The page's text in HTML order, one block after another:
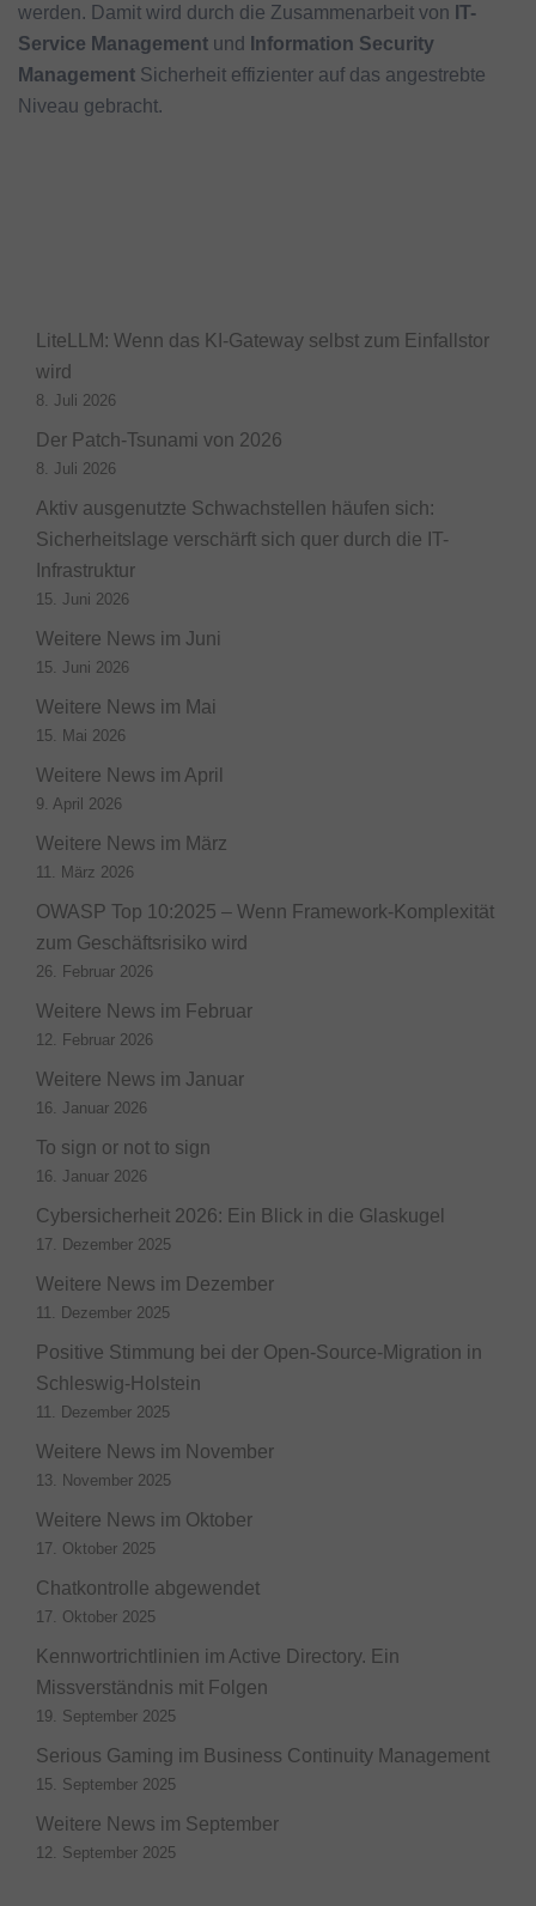
werden. Damit wird durch die Zusammenarbeit von IT-
Service Management und
Information Security
Management Sicherheit effizienter auf das angestrebte
Niveau gebracht.
LiteLLM: Wenn das KI-Gateway selbst zum Einfallstor
wird
8. Juli 2026
Der Patch-Tsunami von 2026
8. Juli 2026
Aktiv ausgenutzte Schwachstellen häufen sich:
Sicherheitslage verschärft sich quer durch die IT-
Infrastruktur
15. Juni 2026
Weitere News im Juni
15. Juni 2026
Weitere News im Mai
15. Mai 2026
Weitere News im April
9. April 2026
Weitere News im März
11. März 2026
OWASP Top 10:2025 – Wenn Framework-Komplexität
zum Geschäftsrisiko wird
26. Februar 2026
Weitere News im Februar
12. Februar 2026
Weitere News im Januar
16. Januar 2026
To sign or not to sign
16. Januar 2026
Cybersicherheit 2026: Ein Blick in die Glaskugel
17. Dezember 2025
Weitere News im Dezember
11. Dezember 2025
Positive Stimmung bei der Open-Source-Migration in
Schleswig-Holstein
11. Dezember 2025
Weitere News im November
13. November 2025
Weitere News im Oktober
17. Oktober 2025
Chatkontrolle abgewendet
17. Oktober 2025
Kennwortrichtlinien im Active Directory. Ein
Missverständnis mit Folgen
19. September 2025
Serious Gaming im Business Continuity Management
15. September 2025
Weitere News im September
12. September 2025